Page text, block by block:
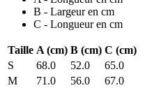
B - Largeur en cm
C - Longueur en cm
Taille A (cm) B (cm) C (cm)
S
68.0 52.0
65.0
M
71.0 56.0
67.0